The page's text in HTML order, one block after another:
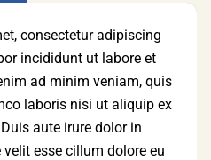
consectetur adipiscing
incididunt ut labore et
ad minim veniam, quis
laboris nisi ut aliquip ex
aute irure dolor in
esse cillum dolore eu